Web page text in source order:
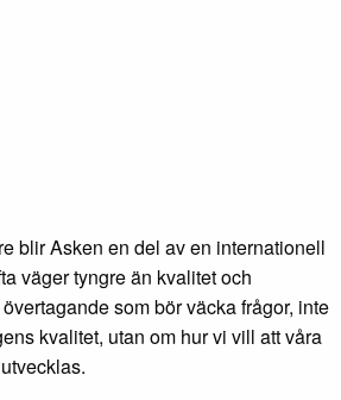
blir Asken en del av en internationell
väger tyngre än kvalitet och
som bör väcka frågor, inte
kvalitet, utan om hur vi vill att våra